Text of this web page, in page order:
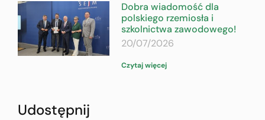
Dobra wiadomość dla
polskiego rzemiosła i
szkolnictwa zawodowego!
20/07/2026
Czytaj więcej
Udostępnij